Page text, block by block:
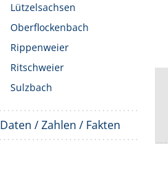
Lützelsachsen
Oberflockenbach
Rippenweier
Ritschweier
Sulzbach
Daten / Zahlen / Fakten